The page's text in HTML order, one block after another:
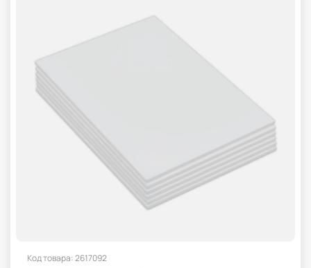
Код товара: 2617092